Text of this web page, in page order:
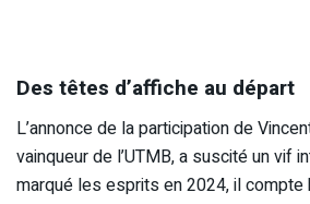
Des têtes d’affiche au départ
L’annonce de la participation de
vainqueur de l’UTMB, a suscité un vif
marqué les esprits en 2024, il